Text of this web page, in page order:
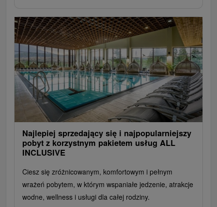
Najlepiej sprzedający się i najpopularniejszy
pobyt z korzystnym pakietem usług ALL
INCLUSIVE
Ciesz się zróżnicowanym, komfortowym i pełnym
wrażeń pobytem, ​​w którym wspaniałe jedzenie, atrakcje
wodne, wellness i usługi dla całej rodziny.